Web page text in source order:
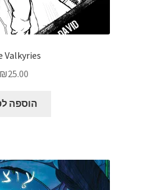
Valkyries
₪25.00
הוספה